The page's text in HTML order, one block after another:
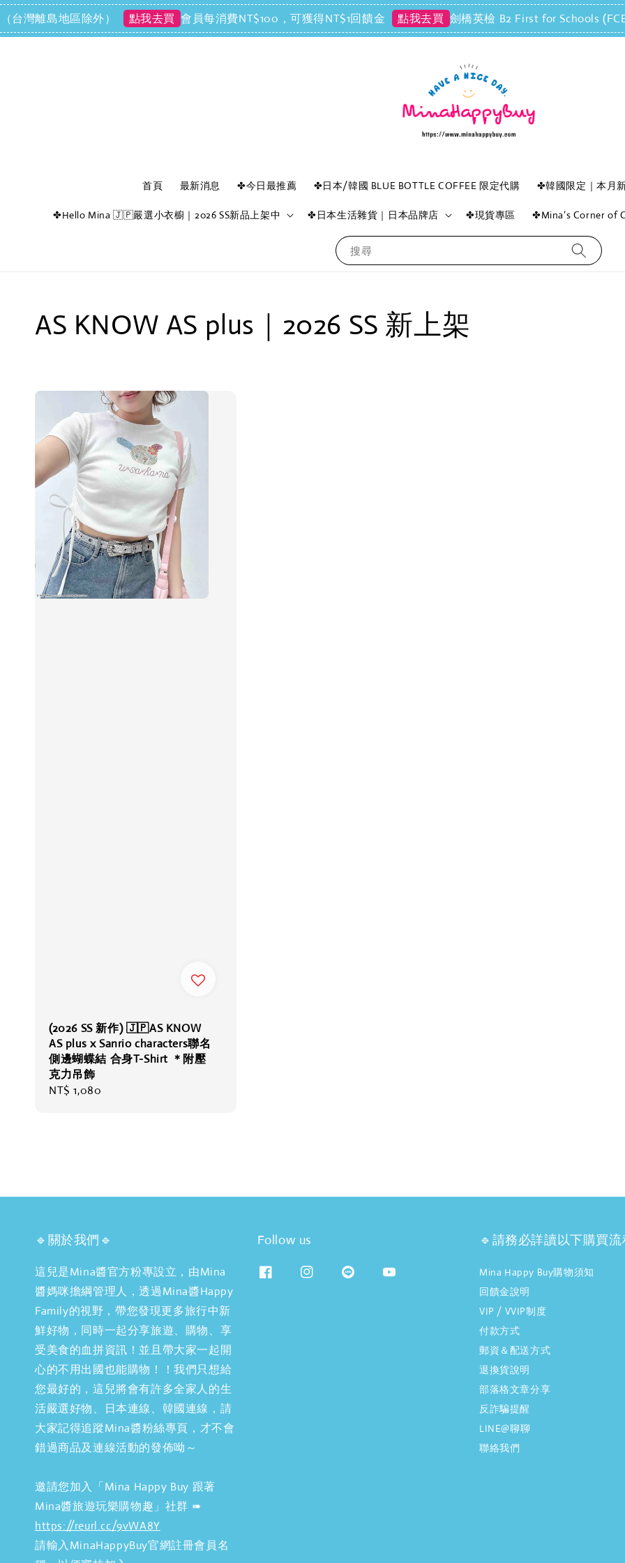
灣離島地區除外） 點我去買 會員每消費NT$100，可獲得NT$1回饋金 點我去買 劍橋英檢 B2 First for Schools
搜尋
首頁 最新消息 ✤今日最推薦 ✤日本/韓國 BLUE BOTTLE COFFEE 限定代購 ✤韓國限定｜本月
✤Hello Mina 🇯🇵嚴選小衣櫥｜2026 SS新品上架中 ✤日本生活雜貨｜日本品牌店 ✤現貨專區 ✤Mina’s Corner of
AS KNOW AS plus｜2026 SS 新上架
(2026 SS 新作) 🇯🇵AS KNOW
AS plus x Sanrio characters聯名
側邊蝴蝶結 合身T-Shirt ＊附壓
克力吊飾
Regular
NT$ 1,080
🔹關於我們🔹
這兒是Mina醬官方粉專設立，由Mina
醬媽咪擔綱管理人，透過Mina醬Happy
Family的視野，帶您發現更多旅行中新
鮮好物，同時一起分享旅遊、購物、享
受美食的血拼資訊！並且帶大家一起開
心的不用出國也能購物！！我們只想給
您最好的，這兒將會有許多全家人的生
活嚴選好物、日本連線、韓國連線，請
大家記得追蹤Mina醬粉絲專頁，才不會
錯過商品及連線活動的發佈呦～
邀請您加入「Mina Happy Buy 跟著
Mina醬旅遊玩樂購物趣」社群 ➠
https://reurl.cc/9vWA8Y
請輸入MinaHappyBuy官網註冊會員名
Follow us 🔹請務必詳讀以下購買流
Mina Happy Buy購物須知
回饋金說明
VIP / VVIP制度
付款方式
郵資＆配送方式
退換貨說明
部落格文章分享
反詐騙提醒
LINE@聊聊
聯絡我們